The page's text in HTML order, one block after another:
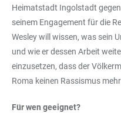
Heimatstadt Ingolstadt
seinem Engagement für die
Wesley will wissen, was sein
und wie er dessen Arbeit
einzusetzen, dass der
Roma keinen Rassismus
Für wen geeignet?